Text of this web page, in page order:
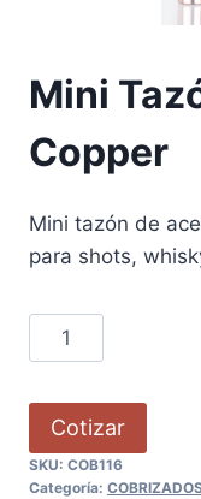
Mini
Copper
Mini tazón de
para shots,
Cotizar
SKU: COB116
Categoría: